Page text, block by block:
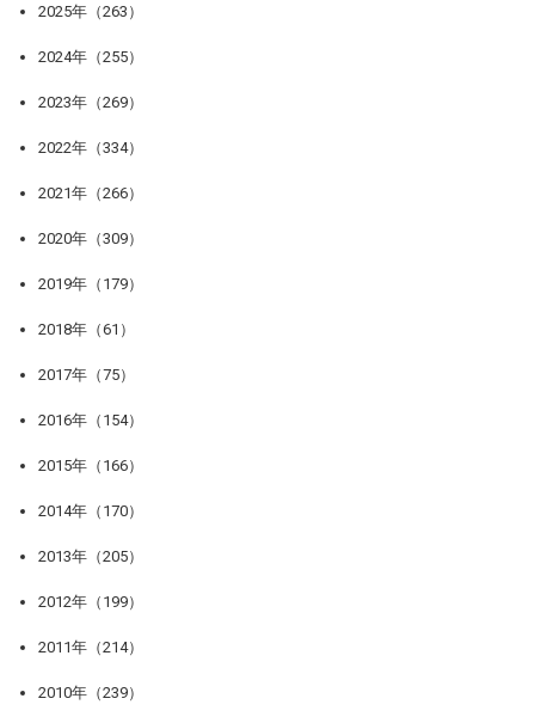
2025年（263）
2024年（255）
2023年（269）
2022年（334）
2021年（266）
2020年（309）
2019年（179）
2018年（61）
2017年（75）
2016年（154）
2015年（166）
2014年（170）
2013年（205）
2012年（199）
2011年（214）
2010年（239）